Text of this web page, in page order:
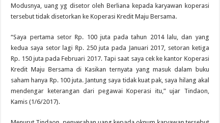
Tua
Modusnya, uang yg disetor oleh Berliana kepada karyawan koperasi
tersebut tidak disetorkan ke Koperasi Kredit Maju Bersama.
“Saya pertama setor Rp. 100 juta pada tahun 2014 lalu, dan yang
kedua saya setor lagi Rp. 250 juta pada Januari 2017, setoran ketiga
Rp. 150 juta pada Februari 2017. Tapi saat saya cek ke kantor Koperasi
Kredit Maju Bersama di Kasikan ternyata yang masuk dalam buku
saham hanya Rp. 100 juta. Jantung saya tidak kuat pak, saya hilang akal
mendengar keterangan dari pegawai Koperasi itu,” ujar Tindaon,
Kamis (1/6/2017).